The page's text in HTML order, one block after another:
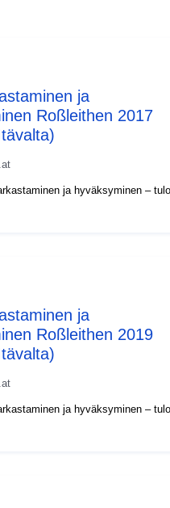
ja
Roßleithen 2017
ja hyväksyminen –
ja
Roßleithen 2019
ja hyväksyminen –